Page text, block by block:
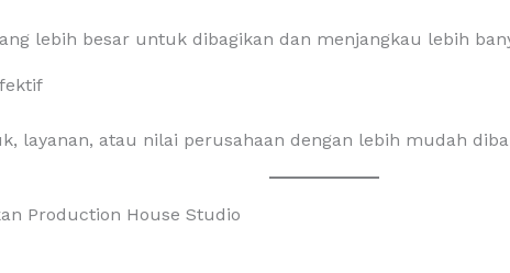
lebih besar untuk dibagikan dan menjangkau lebih
layanan, atau nilai perusahaan dengan lebih mudah
Production House Studio